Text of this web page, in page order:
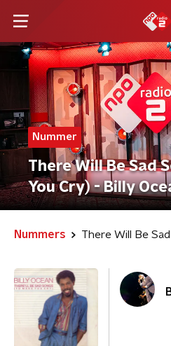
Nummer
There Will Be Sad
You Cry) - Billy
Nummers